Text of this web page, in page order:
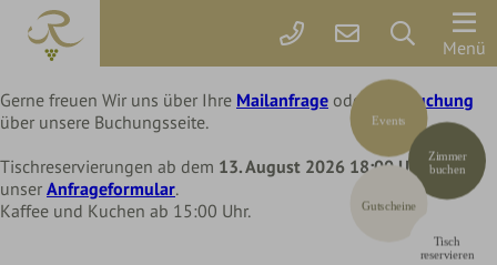
Liebe Rebstock Gäste,
wir machen eine kleine Pause im Hotel und Restaurant
bis Mittwoch, 12. August 2026
Gerne freuen Wir uns über Ihre Mailanfrage oder Ihre
Buchung
über unsere Buchungsseite.
Tischreservierungen ab dem 13. August 2026 18:00 Uhr über
unser Anfrageformular.
Kaffee und Kuchen ab 15:00 Uhr.
Menü
Events
Zimmer
buchen
Gutscheine
Tisch
reservieren
Der
Rebstock
&
Preise
Hier können Sie Ihre Aktionscodes
Aktuell akzeptieren wir folgende
Codes:
Bonuscode